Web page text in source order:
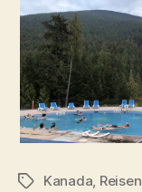
Schlagwörter
Kanada Reisen